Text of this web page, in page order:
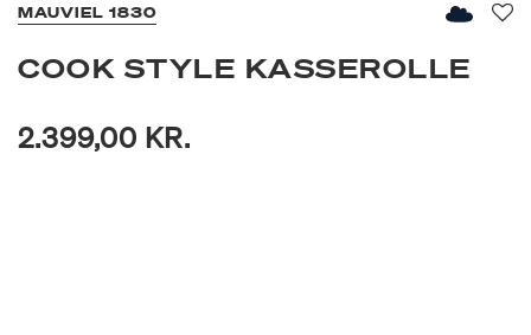
MAUVIEL 1830
COOK STYLE KASSEROLLE
2.399,00 KR.